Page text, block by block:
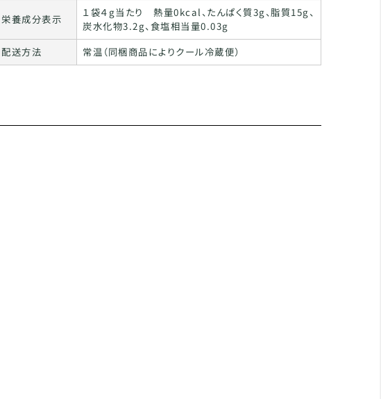
栄養成分表示
１袋４g当たり 熱量0kcal、たんぱく質3g、脂質15g、
炭水化物3.2g、食塩相当量0.03g
配送方法
常温（同梱商品によりクール冷蔵便）